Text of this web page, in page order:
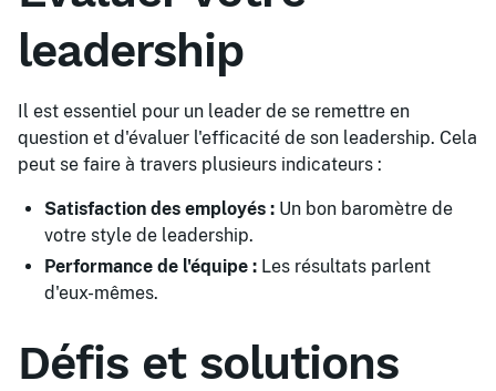
leadership
Il est essentiel pour un leader de se remettre en
question et d'évaluer l'efficacité de son leadership. Cela
peut se faire à travers plusieurs indicateurs :
Satisfaction des employés : Un bon baromètre de
votre style de leadership.
Performance de l'équipe : Les résultats parlent
d'eux-mêmes.
Défis et solutions